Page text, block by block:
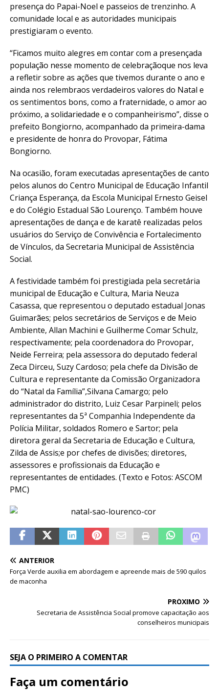
presença do Papai-Noel e passeios de trenzinho. A
comunidade local e as autoridades municipais
prestigiaram o evento.
“Ficamos muito alegres em contar com a presençada
população nesse momento de celebraçãoque nos leva
a refletir sobre as ações que tivemos durante o ano e
ainda nos relembraos verdadeiros valores do Natal e
os sentimentos bons, como a fraternidade, o amor ao
próximo, a solidariedade e o companheirismo”, disse o
prefeito Bongiorno, acompanhado da primeira-dama
e presidente de honra do Provopar, Fátima
Bongiorno.
Na ocasião, foram executadas apresentações de canto
pelos alunos do Centro Municipal de Educação Infantil
Criança Esperança, da Escola Municipal Ernesto Geisel
e do Colégio Estadual São Lourenço. Também houve
apresentações de dança e de karatê realizadas pelos
usuários do Serviço de Convivência e Fortalecimento
de Vínculos, da Secretaria Municipal de Assistência
Social.
A festividade também foi prestigiada pela secretária
municipal de Educação e Cultura, Maria Neuza
Casassa, que representou o deputado estadual Jonas
Guimarães; pelos secretários de Serviços e de Meio
Ambiente, Allan Machini e Guilherme Comar Schulz,
respectivamente; pela coordenadora do Provopar,
Neide Ferreira; pela assessora do deputado federal
Zeca Dirceu, Suzy Cardoso; pela chefe da Divisão de
Cultura e representante da Comissão Organizadora
do “Natal da Família”,Silvana Camargo; pelo
administrador do distrito, Luiz Cesar Parpineli; pelos
representantes da 5ª Companhia Independente da
Polícia Militar, soldados Romero e Sartor; pela
diretora geral da Secretaria de Educação e Cultura,
Zilda de Assis;e por chefes de divisões; diretores,
assessores e profissionais da Educação e
representantes de entidades. (Texto e Fotos: ASCOM
PMC)
ANTERIOR
Força Verde auxilia em abordagem e apreende mais de 590 quilos
de maconha
PRÓXIMO
Secretaria de Assistência Social promove capacitação aos
conselheiros municipais
SEJA O PRIMEIRO A COMENTAR
Faça um comentário